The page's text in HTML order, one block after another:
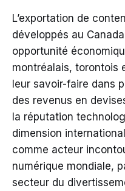
L’exportation de
développés au
opportunité
montréalais, torontois
leur savoir-faire dans
des revenus en
la réputation
dimension
comme acteur
numérique mondiale,
secteur du